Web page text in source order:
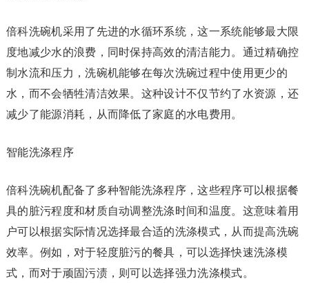
倍科洗碗机采用了先进的水循环系统，这一系统能够最大限
度地减少水的浪费，同时保持高效的清洁能力。通过精确控
制水流和压力，洗碗机能够在每次洗碗过程中使用更少的
水，而不会牺牲清洁效果。这种设计不仅节约了水资源，还
减少了能源消耗，从而降低了家庭的水电费用。
智能洗涤程序
倍科洗碗机配备了多种智能洗涤程序，这些程序可以根据餐
具的脏污程度和材质自动调整洗涤时间和温度。这意味着用
户可以根据实际情况选择最合适的洗涤模式，从而提高洗碗
效率。例如，对于轻度脏污的餐具，可以选择快速洗涤模
式，而对于顽固污渍，则可以选择强力洗涤模式。